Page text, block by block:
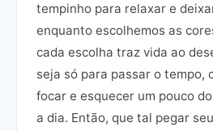
tempinho para relaxar e
enquanto escolhemos as
cada escolha traz vida ao
seja só para passar o tempo,
focar e esquecer um pouco
a dia. Então, que tal pegar